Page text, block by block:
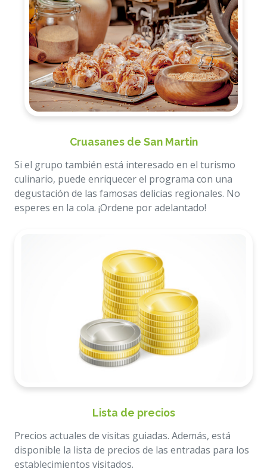
Cruasanes de San Martin
Si el grupo también está interesado en el turismo
culinario, puede enriquecer el programa con una
degustación de las famosas delicias regionales. No
esperes en la cola. ¡Ordene por adelantado!
Lista de precios
Precios actuales de visitas guiadas. Además, está
disponible la lista de precios de las entradas para los
establecimientos visitados.